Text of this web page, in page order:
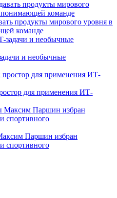
продукты мирового уровня в
команде
и необычные
для применения ИТ-
Паршин избран
спортивного